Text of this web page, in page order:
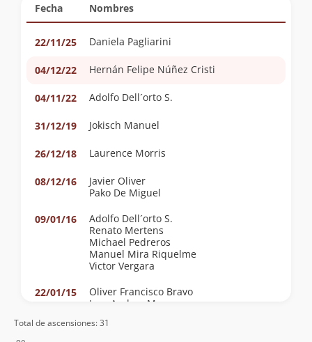
Fecha Nombres
22/11/25 Daniela Pagliarini
04/12/22 Hernán Felipe Núñez Cristi
04/11/22 Adolfo Dell´orto S.
31/12/19 Jokisch Manuel
26/12/18 Laurence Morris
08/12/16
Javier Oliver
Pako De Miguel
09/01/16
Adolfo Dell´orto S.
Renato Mertens
Michael Pedreros
Manuel Mira Riquelme
Victor Vergara
22/01/15
Oliver Francisco Bravo
Jose Andres Mosre
06/01/15
David Ferreira
Total de ascensiones: 31